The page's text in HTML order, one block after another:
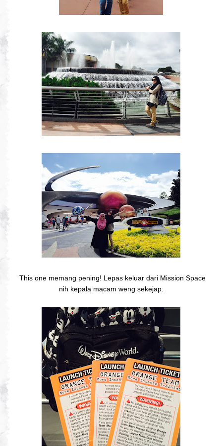
This one memang pening! Lepas keluar dari Mission Space
nih kepala macam weng sekejap.